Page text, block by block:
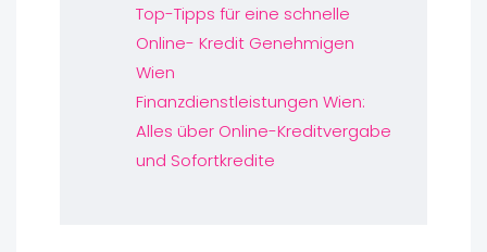
Top-Tipps für eine schnelle
Online- Kredit Genehmigen
Wien
Finanzdienstleistungen Wien:
Alles über Online-Kreditvergabe
und Sofortkredite